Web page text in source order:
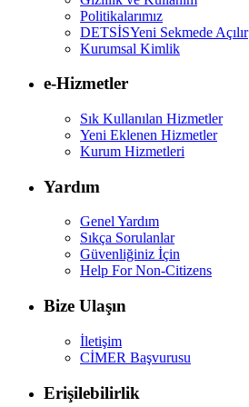
Politikalarımız
DETSİSYeni Sekmede Açılır
Kurumsal Kimlik
e-Hizmetler
Sık Kullanılan Hizmetler
Yeni Eklenen Hizmetler
Kurum Hizmetleri
Yardım
Genel Yardım
Sıkça Sorulanlar
Güvenliğiniz İçin
Help For Non-Citizens
Bize Ulaşın
İletişim
CİMER Başvurusu
Erişilebilirlik